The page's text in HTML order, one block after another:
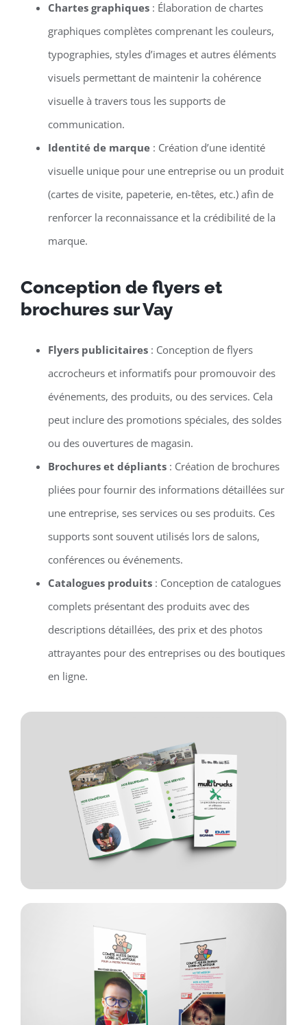
Chartes graphiques: Élaboration de chartes
graphiques complètes comprenant les couleurs,
typographies, styles d’images et autres éléments
visuels permettant de maintenir la cohérence
visuelle à travers tous les supports de
communication.
Identité de marque: Création d’une identité
visuelle unique pour une entreprise ou un produit
(cartes de visite, papeterie, en-têtes, etc.) afin de
renforcer la reconnaissance et la crédibilité de la
marque.
Conception de flyers et
brochures sur Vay
Flyers publicitaires: Conception de flyers
accrocheurs et informatifs pour promouvoir des
événements, des produits, ou des services. Cela
peut inclure des promotions spéciales, des soldes
ou des ouvertures de magasin.
Brochures et dépliants: Création de brochures
pliées pour fournir des informations détaillées sur
une entreprise, ses services ou ses produits. Ces
supports sont souvent utilisés lors de salons,
conférences ou événements.
Catalogues produits: Conception de catalogues
complets présentant des produits avec des
descriptions détaillées, des prix et des photos
attrayantes pour des entreprises ou des boutiques
en ligne.